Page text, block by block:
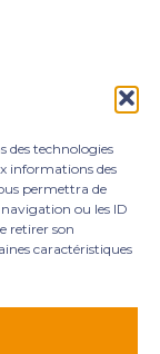
des technologies
informations des
permettra de
ou les ID
retirer son
caractéristiques
Le